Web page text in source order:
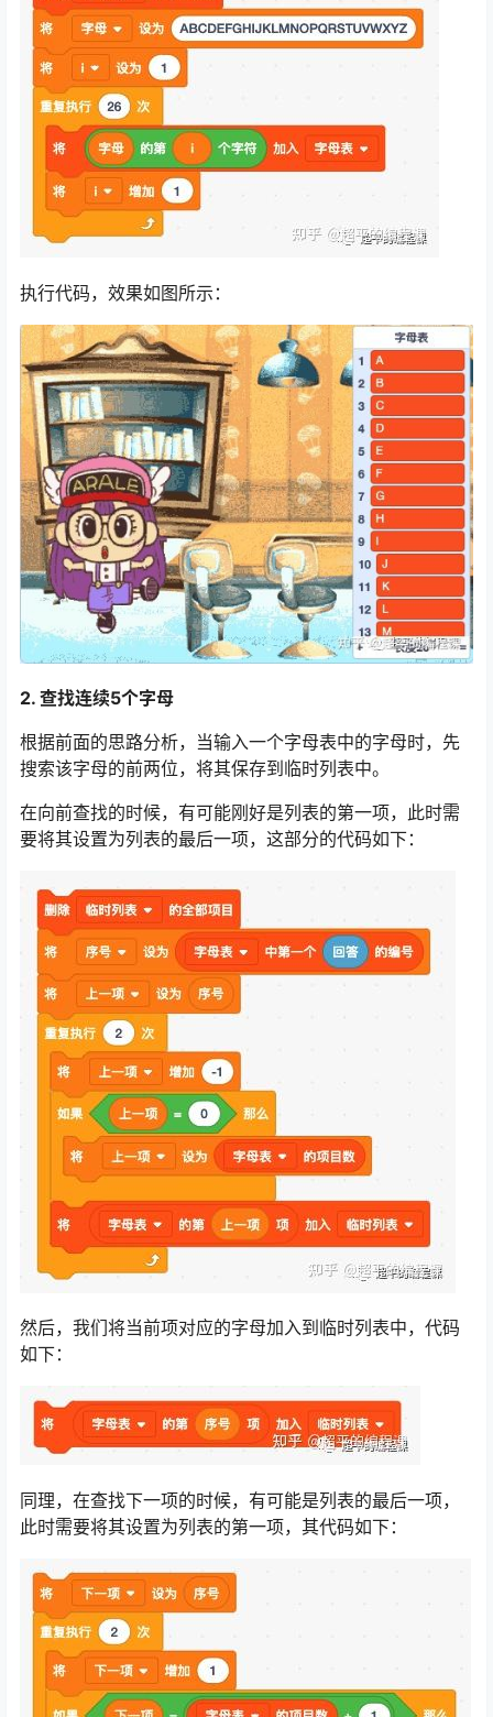
执行代码，效果如图所示：
2. 查找连续5个字母
根据前面的思路分析，当输入一个字母表中的字母时，先
搜索该字母的前两位，将其保存到临时列表中。
在向前查找的时候，有可能刚好是列表的第一项，此时需
要将其设置为列表的最后一项，这部分的代码如下：
然后，我们将当前项对应的字母加入到临时列表中，代码
如下：
同理，在查找下一项的时候，有可能是列表的最后一项，
此时需要将其设置为列表的第一项，其代码如下：